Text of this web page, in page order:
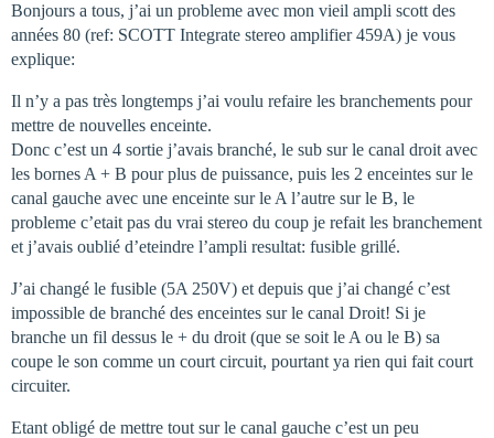
Bonjours a tous, j’ai un probleme avec mon vieil ampli scott des
années 80 (ref: SCOTT Integrate stereo amplifier 459A) je vous
explique:
Il n’y a pas très longtemps j’ai voulu refaire les branchements pour
mettre de nouvelles enceinte.
Donc c’est un 4 sortie j’avais branché, le sub sur le canal droit avec
les bornes A + B pour plus de puissance, puis les 2 enceintes sur le
canal gauche avec une enceinte sur le A l’autre sur le B, le
probleme c’etait pas du vrai stereo du coup je refait les branchement
et j’avais oublié d’eteindre l’ampli resultat: fusible grillé.
J’ai changé le fusible (5A 250V) et depuis que j’ai changé c’est
impossible de branché des enceintes sur le canal Droit! Si je
branche un fil dessus le + du droit (que se soit le A ou le B) sa
coupe le son comme un court circuit, pourtant ya rien qui fait court
circuiter.
Etant obligé de mettre tout sur le canal gauche c’est un peu